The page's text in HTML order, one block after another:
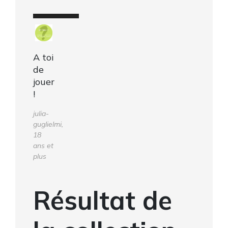
A toi
de
jouer
!
julia-
guglielmi,
18
ans et
plus
Résultat de